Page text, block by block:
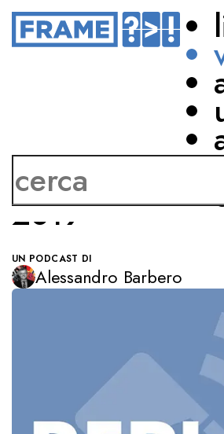
LA CIVILTÀ E I
SELVAGGI
Alessandro
2019
UN PODCAST DI
Alessandro Barbero